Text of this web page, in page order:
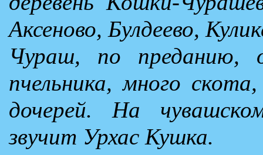
Аксеново, Булдеево,
Чураш, по преданию,
пчельника, много
дочерей. На
звучит Урхас Кушка.